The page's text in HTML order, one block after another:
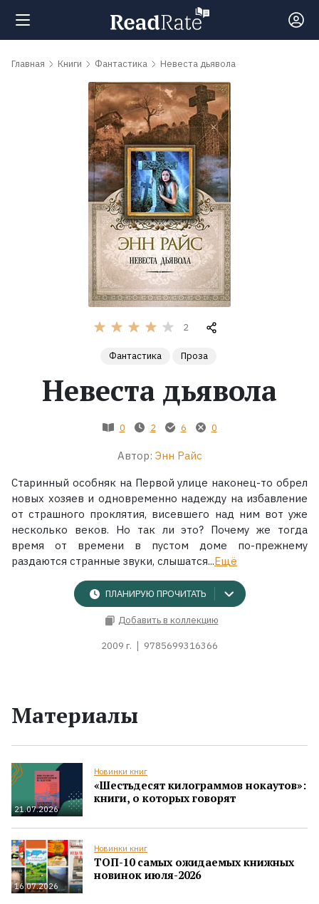
Поиск
обсуждаемые
Серии
Экранизации
Главная Книги Фантастика Невеста дьявола
2
Фантастика Проза
Невеста дьявола
0 2 6 0
Автор: Энн Райс
Старинный особняк на Первой улице наконец-то обрел
новых хозяев и одновременно надежду на избавление
от страшного проклятия, висевшего над ним вот уже
несколько веков. Но так ли это? Почему же тогда
время от времени в пустом доме по-прежнему
раздаются странные звуки, слышатся...Ещё
ПЛАНИРУЮ ПРОЧИТАТЬ
Добавить в коллекцию
2009 г. 9785699316366
Материалы
21.07.2026
Новинки книг
«Шестьдесят килограммов нокаутов»:
книги, о которых говорят
16.07.2026
Новинки книг
ТОП-10 самых ожидаемых книжных
новинок июля-2026